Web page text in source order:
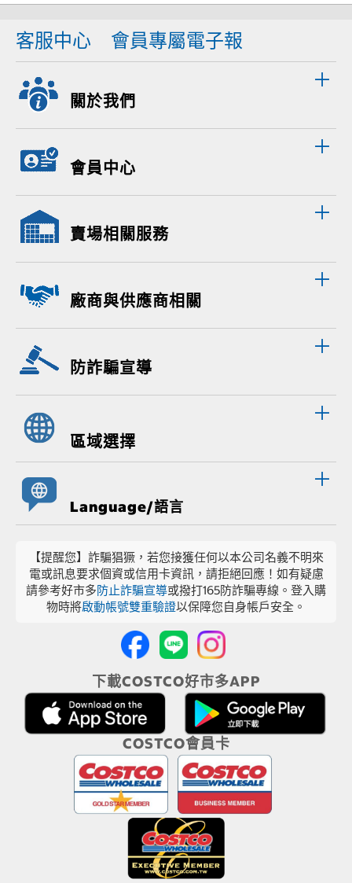
客服中心 會員專屬電子報
關於我們
會員中心
賣場相關服務
廠商與供應商相關
防詐騙宣導
區域選擇
Language/語言
【提醒您】詐騙猖獗，若您接獲任何以本公司名義不明來
電或訊息要求個資或信用卡資訊，請拒絕回應！如有疑慮
請參考好市多防止詐騙宣導或撥打165防詐騙專線。登入購
物時將啟動帳號雙重驗證以保障您自身帳戶安全。
下載COSTCO好市多APP
COSTCO會員卡